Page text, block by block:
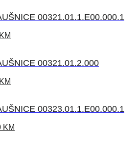
00321.01.1.E00.000.1
KM
00321.01.2.000
KM
00323.01.1.E00.000.1
KM